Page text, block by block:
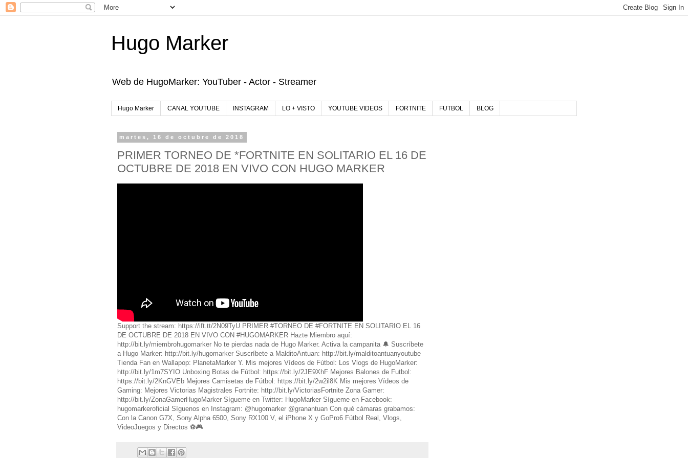
Hugo Marker
Web de HugoMarker: YouTuber - Actor - Streamer
Hugo Marker CANAL YOUTUBE INSTAGRAM LO + VISTO YOUTUBE VIDEOS FORTNITE FUTBOL BLOG
martes, 16 de octubre de 2018
PRIMER TORNEO DE *FORTNITE EN SOLITARIO EL 16 DE
OCTUBRE DE 2018 EN VIVO CON HUGO MARKER
Support the stream: https://ift.tt/2N09TyU PRIMER #TORNEO DE #FORTNITE EN SOLITARIO EL 16
DE OCTUBRE DE 2018 EN VIVO CON #HUGOMARKER Hazte Miembro aquí:
http://bit.ly/miembrohugomarker No te pierdas nada de Hugo Marker. Activa la campanita 🔔 Suscríbete
a Hugo Marker: http://bit.ly/hugomarker Suscríbete a MalditoAntuan: http://bit.ly/malditoantuanyoutube
Tienda Fan en Wallapop: PlanetaMarker Y. Mis mejores Vídeos de Fútbol: Los Vlogs de HugoMarker:
http://bit.ly/1m7SYIO Unboxing Botas de Fútbol: https://bit.ly/2JE9XhF Mejores Balones de Futbol:
https://bit.ly/2KnGVEb Mejores Camisetas de Fútbol: https://bit.ly/2w2il8K Mis mejores Vídeos de
Gaming: Mejores Victorias Magistrales Fortnite: http://bit.ly/VictoriasFortnite Zona Gamer:
http://bit.ly/ZonaGamerHugoMarker Sígueme en Twitter: HugoMarker Sígueme en Facebook:
hugomarkeroficial Síguenos en Instagram: @hugomarker @granantuan Con qué cámaras grabamos:
Con la Canon G7X, Sony Alpha 6500, Sony RX100 V, el iPhone X y GoPro6 Fútbol Real, Vlogs,
VideoJuegos y Directos ⚽️🎮